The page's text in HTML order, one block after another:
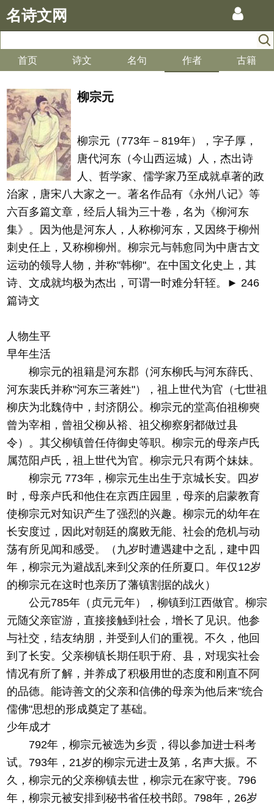
名诗文网
首页 诗文 名句 作者 古籍
柳宗元
柳宗元（773年－819年），字子厚，
唐代河东（今山西运城）人，杰出诗
人、哲学家、儒学家乃至成就卓著的政
治家，唐宋八大家之一。著名作品有《永州八记》等
六百多篇文章，经后人辑为三十卷，名为《柳河东
集》。因为他是河东人，人称柳河东，又因终于柳州
刺史任上，又称柳柳州。柳宗元与韩愈同为中唐古文
运动的领导人物，并称"韩柳"。在中国文化史上，其
诗、文成就均极为杰出，可谓一时难分轩轾。► 246
篇诗文
人物生平
早年生活
柳宗元的祖籍是河东郡（河东柳氏与河东薛氏、
河东裴氏并称"河东三著姓"），祖上世代为官（七世祖
柳庆为北魏侍中，封济阴公。柳宗元的堂高伯祖柳奭
曾为宰相，曾祖父柳从裕、祖父柳察躬都做过县
令）。其父柳镇曾任侍御史等职。柳宗元的母亲卢氏
属范阳卢氏，祖上世代为官。柳宗元只有两个妹妹。
柳宗元 773年，柳宗元生出生于京城长安。四岁
时，母亲卢氏和他住在京西庄园里，母亲的启蒙教育
使柳宗元对知识产生了强烈的兴趣。柳宗元的幼年在
长安度过，因此对朝廷的腐败无能、社会的危机与动
荡有所见闻和感受。（九岁时遭遇建中之乱，建中四
年，柳宗元为避战乱来到父亲的任所夏口。年仅12岁
的柳宗元在这时也亲历了藩镇割据的战火）
公元785年（贞元元年），柳镇到江西做官。柳宗
元随父亲宦游，直接接触到社会，增长了见识。他参
与社交，结友纳朋，并受到人们的重视。不久，他回
到了长安。父亲柳镇长期任职于府、县，对现实社会
情况有所了解，并养成了积极用世的态度和刚直不阿
的品德。能诗善文的父亲和信佛的母亲为他后来"统合
儒佛"思想的形成奠定了基础。
少年成才
792年，柳宗元被选为乡贡，得以参加进士科考
试。793年，21岁的柳宗元进士及第，名声大振。不
久，柳宗元的父亲柳镇去世，柳宗元在家守丧。796
年，柳宗元被安排到秘书省任校书郎。798年，26岁